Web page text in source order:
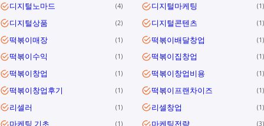
디지털노마드 4 디지털마케팅 1
디지털상품 2 디지털콘텐츠 1
떡볶이매장 1 떡볶이배달창업 1
떡볶이수익 1 떡볶이집창업 1
떡볶이창업 1 떡볶이창업비용 1
떡볶이창업후기 1 떡볶이프랜차이즈 1
리셀러 1 리셀창업 1
1 3